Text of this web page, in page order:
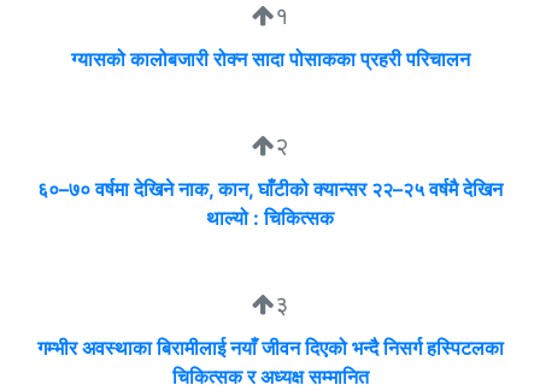
१
ग्यासको कालोबजारी रोक्न सादा पोसाकका प्रहरी परिचालन
२
६०–७० वर्षमा देखिने नाक, कान, घाँटीको क्यान्सर २२–२५ वर्षमै देखिन
थाल्यो : चिकित्सक
३
गम्भीर अवस्थाका बिरामीलाई नयाँ जीवन दिएको भन्दै निसर्ग हस्पिटलका
चिकित्सक र अध्यक्ष सम्मानित